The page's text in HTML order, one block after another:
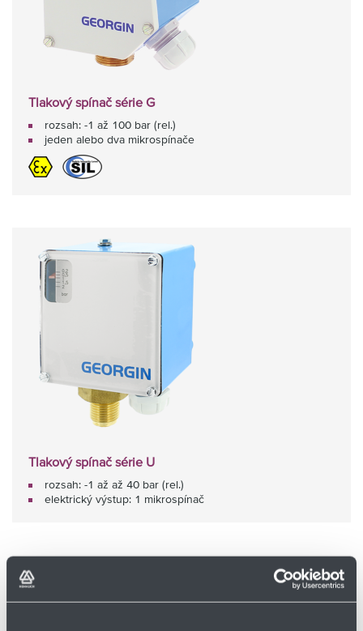
Tlakový spínač série G
rozsah: -1 až 100 bar (rel.)
jeden alebo dva mikrospínače
Tlakový spínač série U
rozsah: -1 až až 40 bar (rel.)
elektrický výstup: 1 mikrospínač